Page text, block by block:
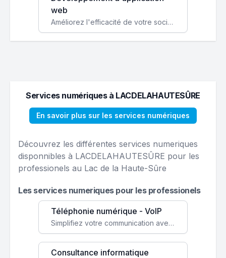
web
Améliorez l'efficacité de votre société avec une application web personnalisée accessible partout et tout le temps.
Services numériques à LACDELAHAUTESÛRE
En savoir plus sur les services numériques
Découvrez les différentes services numeriques
disponnibles à LACDELAHAUTESÛRE pour les
professionels au Lac de la Haute-Sûre
Les services numeriques pour les professionels
Téléphonie numérique - VoIP
Simplifiez votre communication avec une solution VoIP flexible, économique et adaptée à vos besoins professionnels.
Consultance informatique